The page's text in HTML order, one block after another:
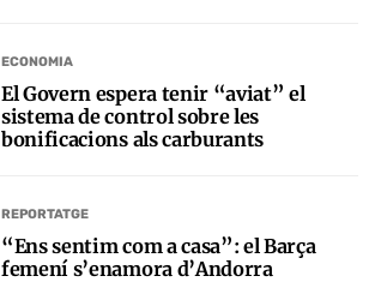
ECONOMIA
El Govern espera tenir “aviat” el
sistema de control sobre les
bonificacions als carburants
REPORTATGE
“Ens sentim com a casa”: el Barça
femení s’enamora d’Andorra